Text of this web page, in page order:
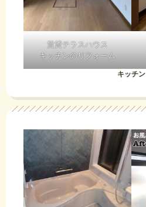
賃貸テラスハウス
キッチンのリフォーム
キッチン